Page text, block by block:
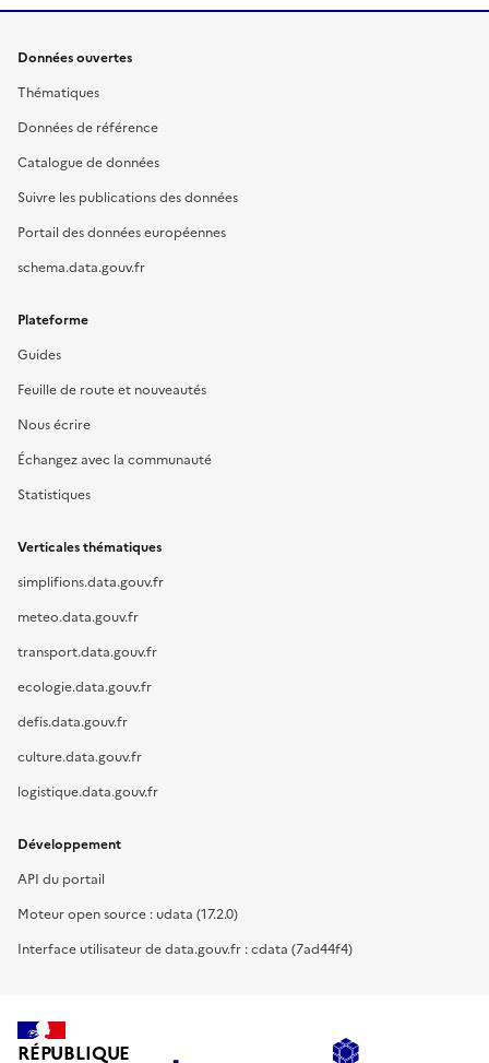
Données ouvertes
Thématiques
Données de référence
Catalogue de données
Suivre les publications des données
Portail des données européennes
schema.data.gouv.fr
Plateforme
Guides
Feuille de route et nouveautés
Nous écrire
Échangez avec la communauté
Statistiques
Verticales thématiques
simplifions.data.gouv.fr
meteo.data.gouv.fr
transport.data.gouv.fr
ecologie.data.gouv.fr
defis.data.gouv.fr
culture.data.gouv.fr
logistique.data.gouv.fr
Développement
API du portail
Moteur open source : udata (17.2.0)
Interface utilisateur de data.gouv.fr : cdata (7ad44f4)
RÉPUBLIQUE